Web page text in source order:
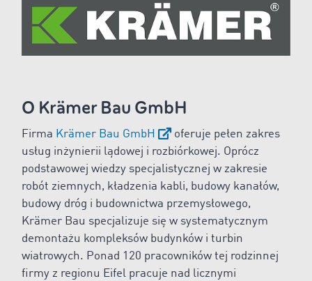
O Krämer Bau GmbH
Firma Krämer Bau GmbH
oferuje pełen zakres
usług inżynierii lądowej i rozbiórkowej. Oprócz
podstawowej wiedzy specjalistycznej w zakresie
robót ziemnych, kładzenia kabli, budowy kanałów,
budowy dróg i budownictwa przemysłowego,
Krämer Bau specjalizuje się w systematycznym
demontażu kompleksów budynków i turbin
wiatrowych. Ponad 120 pracowników tej rodzinnej
firmy z regionu Eifel pracuje nad licznymi